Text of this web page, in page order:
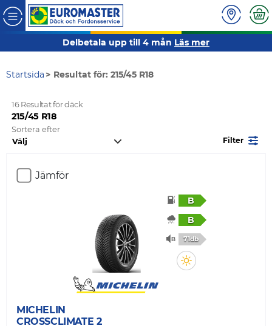
Delbetala upp till 4 mån Läs mer
Startsida Resultat för: 215/45 R18
16 Resultat för däck
215/45 R18
Sortera efter
Filter
Jämför
B
B
71db
MICHELIN
CROSSCLIMATE 2